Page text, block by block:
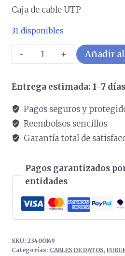
Caja de cable UTP
31 disponibles
Cable
UTP
marca
CAT6
cantidad
Añadir
Entrega estimada: 1–7
Pagos seguros y
Reembolsos sencillos
Garantía total de
Pagos garantizados
entidades
SKU: 23400149
Categorías: CABLES DE DATOS,